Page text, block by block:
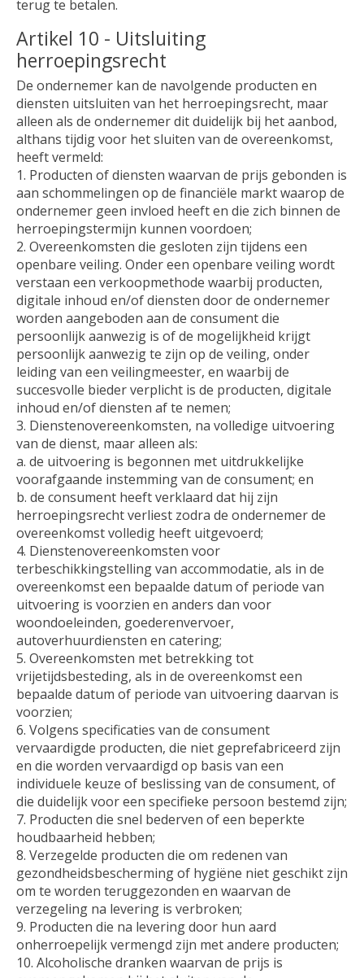
terug te betalen.
Artikel 10 - Uitsluiting
herroepingsrecht
De ondernemer kan de navolgende producten en
diensten uitsluiten van het herroepingsrecht, maar
alleen als de ondernemer dit duidelijk bij het aanbod,
althans tijdig voor het sluiten van de overeenkomst,
heeft vermeld:
1. Producten of diensten waarvan de prijs gebonden is
aan schommelingen op de financiële markt waarop de
ondernemer geen invloed heeft en die zich binnen de
herroepingstermijn kunnen voordoen;
2. Overeenkomsten die gesloten zijn tijdens een
openbare veiling. Onder een openbare veiling wordt
verstaan een verkoopmethode waarbij producten,
digitale inhoud en/of diensten door de ondernemer
worden aangeboden aan de consument die
persoonlijk aanwezig is of de mogelijkheid krijgt
persoonlijk aanwezig te zijn op de veiling, onder
leiding van een veilingmeester, en waarbij de
succesvolle bieder verplicht is de producten, digitale
inhoud en/of diensten af te nemen;
3. Dienstenovereenkomsten, na volledige uitvoering
van de dienst, maar alleen als:
a. de uitvoering is begonnen met uitdrukkelijke
voorafgaande instemming van de consument; en
b. de consument heeft verklaard dat hij zijn
herroepingsrecht verliest zodra de ondernemer de
overeenkomst volledig heeft uitgevoerd;
4. Dienstenovereenkomsten voor
terbeschikkingstelling van accommodatie, als in de
overeenkomst een bepaalde datum of periode van
uitvoering is voorzien en anders dan voor
woondoeleinden, goederenvervoer,
autoverhuurdiensten en catering;
5. Overeenkomsten met betrekking tot
vrijetijdsbesteding, als in de overeenkomst een
bepaalde datum of periode van uitvoering daarvan is
voorzien;
6. Volgens specificaties van de consument
vervaardigde producten, die niet geprefabriceerd zijn
en die worden vervaardigd op basis van een
individuele keuze of beslissing van de consument, of
die duidelijk voor een specifieke persoon bestemd zijn;
7. Producten die snel bederven of een beperkte
houdbaarheid hebben;
8. Verzegelde producten die om redenen van
gezondheidsbescherming of hygiëne niet geschikt zijn
om te worden teruggezonden en waarvan de
verzegeling na levering is verbroken;
9. Producten die na levering door hun aard
onherroepelijk vermengd zijn met andere producten;
10. Alcoholische dranken waarvan de prijs is